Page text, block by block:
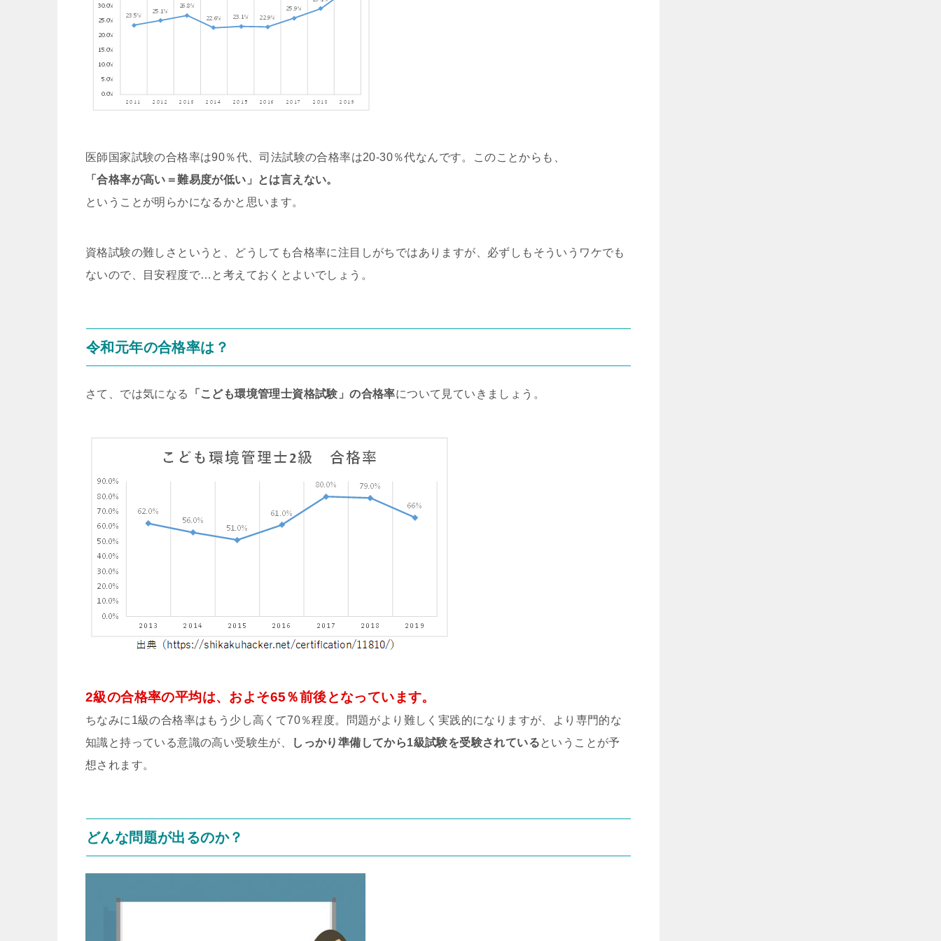
医師国家試験の合格率は90％代、司法試験の合格率は20-30％代なんです。このことからも、
「合格率が高い＝難易度が低い」とは言えない。
ということが明らかになるかと思います。
資格試験の難しさというと、どうしても合格率に注目しがちではありますが、必ずしもそういうワケでも
ないので、目安程度で…と考えておくとよいでしょう。
令和元年の合格率は？
さて、では気になる 「こども環境管理士資格試験」の合格率について見ていきましょう。
2級の合格率の平均は、およそ65％前後となっています。
ちなみに1級の合格率はもう少し高くて70％程度。問題がより難しく実践的になりますが、より専門的な
知識と持っている意識の高い受験生が、
しっかり準備してから1級試験を受験されているということが予
想されます。
どんな問題が出るのか？